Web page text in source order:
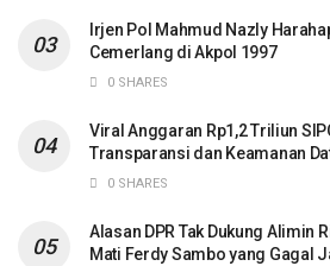
Irjen Pol Mahmud Nazly
Cemerlang di Akpol 1997
0 SHARES
Viral Anggaran Rp1,2 Triliun
Transparansi dan Keamanan
0 SHARES
Alasan DPR Tak Dukung Alimin
Mati Ferdy Sambo yang Gagal